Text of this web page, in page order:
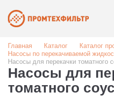
Главная Каталог
Каталог
Насосы по перекачиваемой
Насосы для перекачки томатного
Насосы для
томатного